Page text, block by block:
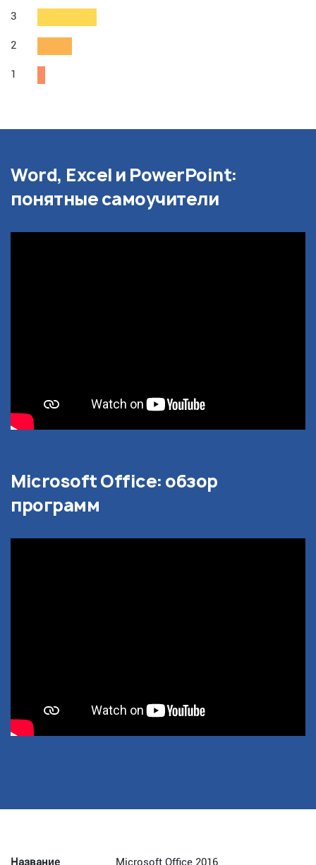
3
2
1
Word, Excel и PowerPoint:
понятные самоучители
Microsoft Office: обзор
программ
Название Microsoft Office 2016